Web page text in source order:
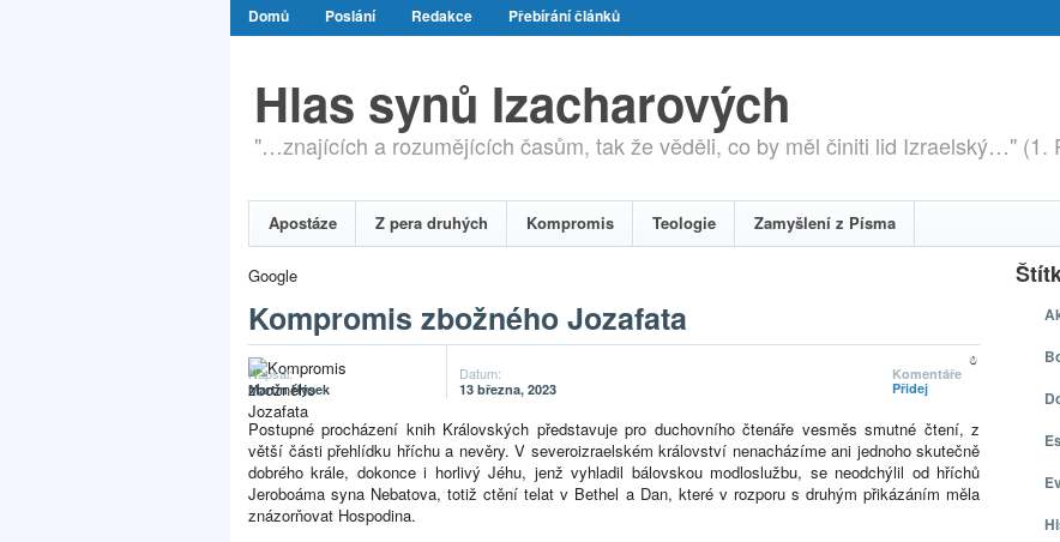
Domů Poslání Redakce Přebírání článků
Hlas synů Izacharových
"…znajících a rozumějících časům, tak že věděli, co by měl činiti lid Izraelský…" (1.
Apostáze Z pera druhých Kompromis Teologie Zamyšlení z Písma
Google
Kompromis zbožného Jozafata
Napsal:
Martin Hýsek
Datum:
13 března, 2023
Komentáře
Přidej
0
Postupné procházení knih Královských představuje pro duchovního čtenáře vesměs smutné čtení, z
větší části přehlídku hříchu a nevěry. V severoizraelském království nenacházíme ani jednoho skutečně
dobrého krále, dokonce i horlivý Jéhu, jenž vyhladil bálovskou modloslužbu, se neodchýlil od hříchů
Jeroboáma syna Nebatova, totiž ctění telat v Bethel a Dan, které v rozporu s druhým přikázáním měla
znázorňovat Hospodina.